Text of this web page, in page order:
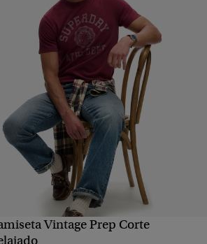
VISTA RÁPIDA
Vintage Prep Corte